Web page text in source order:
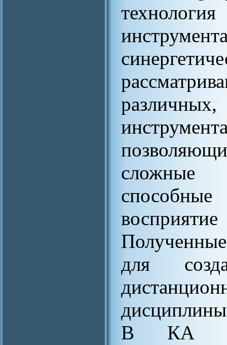
сложные
способные
для
В КА